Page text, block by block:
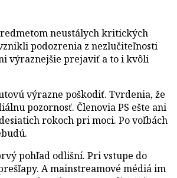
neustálych kritických
podozrenia z nezlučiteľnosti
výraznejšie prejaviť a to i kvôli
výrazne poškodiť. Tvrdenia, že
pozornosť. Členovia PS ešte ani
rokoch pri moci. Po voľbách
pohľad odlišní. Pri vstupe do
A mainstreamové médiá im